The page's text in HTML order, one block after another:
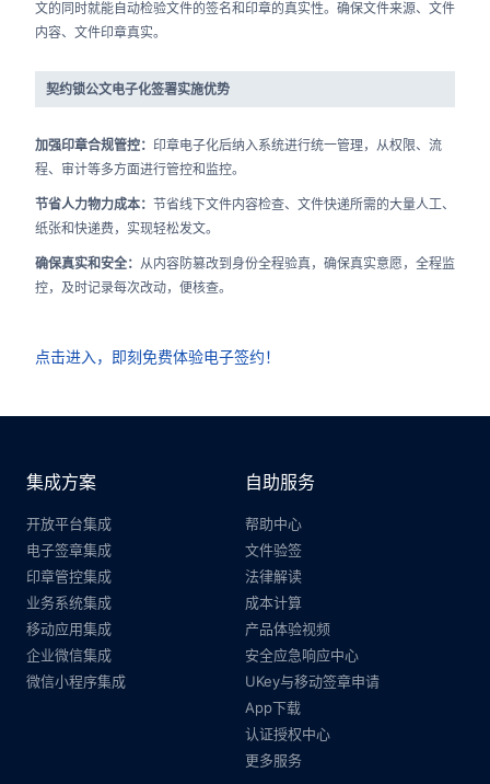
文的同时就能自动检验文件的签名和印章的真实性。确保文件来源、文件
内容、文件印章真实。
契约锁公文电子化签署实施优势
加强印章合规管控： 印章电子化后纳入系统进行统一管理，从权限、流
程、审计等多方面进行管控和监控。
节省人力物力成本： 节省线下文件内容检查、文件快递所需的大量人工、
纸张和快递费，实现轻松发文。
确保真实和安全： 从内容防篡改到身份全程验真，确保真实意愿，全程监
控，及时记录每次改动，便核查。
点击进入，即刻免费体验电子签约！
集成方案
开放平台集成
电子签章集成
印章管控集成
业务系统集成
移动应用集成
企业微信集成
微信小程序集成
自助服务
帮助中心
文件验签
法律解读
成本计算
产品体验视频
安全应急响应中心
UKey与移动签章申请
App下载
认证授权中心
更多服务